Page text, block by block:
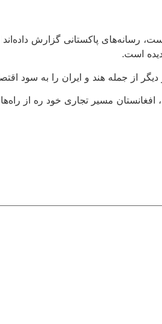
رسانه‌های پاکستانی گزارش داده‌اند
از جمله هند و ایران را به سود
مسیر تجاری خود ره از